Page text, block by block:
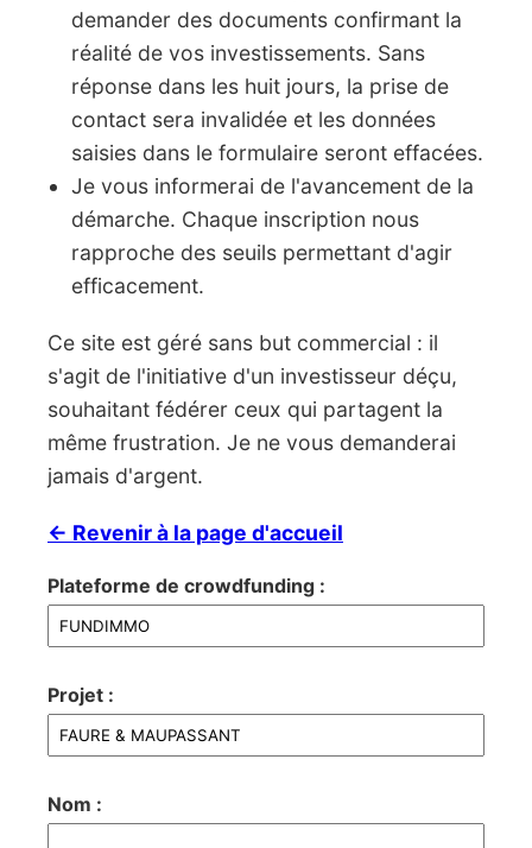
demander des documents confirmant la
réalité de vos investissements. Sans
réponse dans les huit jours, la prise de
contact sera invalidée et les données
saisies dans le formulaire seront effacées.
Je vous informerai de l'avancement de la
démarche. Chaque inscription nous
rapproche des seuils permettant d'agir
efficacement.
Ce site est géré sans but commercial : il
s'agit de l'initiative d'un investisseur déçu,
souhaitant fédérer ceux qui partagent la
même frustration. Je ne vous demanderai
jamais d'argent.
← Revenir à la page d'accueil
Plateforme de crowdfunding :
Projet :
Nom :